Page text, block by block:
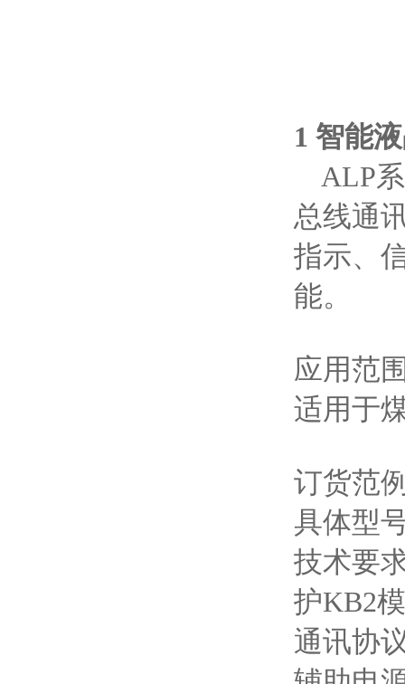
1 智能
ALP
总线通
指示、
能。
应用范
适用于
订货范
具体型
技术要
护KB2
通讯协